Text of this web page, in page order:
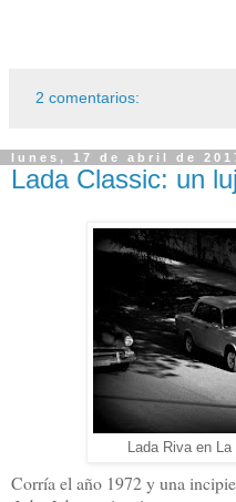
2 comentarios:
lunes, 17 de abril de
Lada Classic: un
Lada Riva en
Corría el año 1972 y una